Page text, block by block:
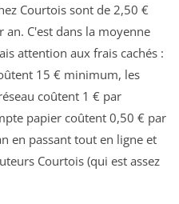
Courtois sont de 2,50 €
C'est dans la moyenne
attention aux frais cachés :
15 € minimum, les
coûtent 1 € par
papier coûtent 0,50 € par
en passant tout en ligne et
Courtois (qui est assez